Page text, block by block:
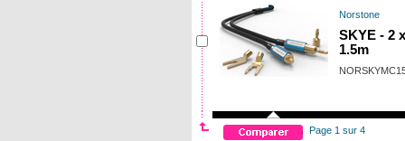
Norstone
SKYE - 2
1.5m
Page 1 sur 4